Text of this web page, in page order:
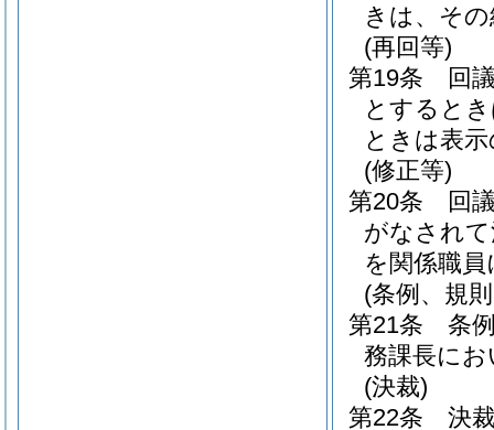
きは、そ
(再回等)
第19条
回
とすると
ときは表
(修正等)
第20条
回
がなされ
を関係職
(条例、規
第21条
条
務課長に
(決裁)
第22条
決